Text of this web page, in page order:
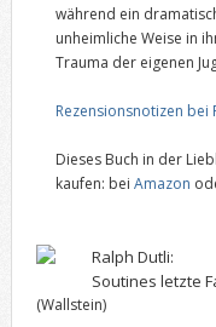
während ein
unheimliche Weise in
Trauma der eigenen
Rezensionsnotizen bei
Dieses Buch in der
kaufen: bei Amazon
Ralph Dutli:
Soutines letzte
(Wallstein)